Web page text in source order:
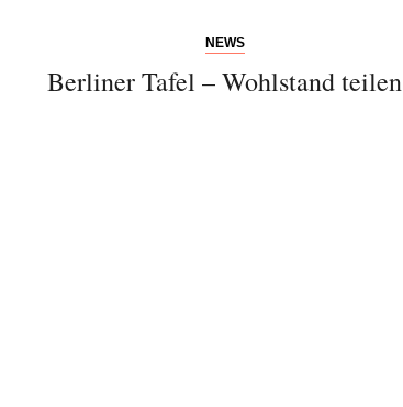
NEWS
Berliner Tafel – Wohlstand teilen